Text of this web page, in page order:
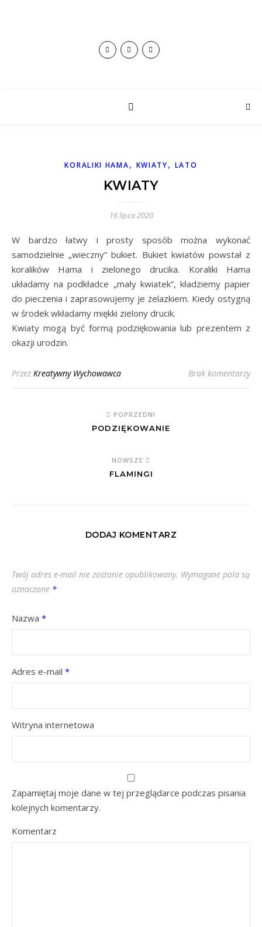
KORALIKI HAMA, KWIATY, LATO
KWIATY
16 lipca 2020
W bardzo łatwy i prosty sposób można wykonać
samodzielnie „wieczny” bukiet. Bukiet kwiatów powstał z
koralików Hama i zielonego drucika. Koraliki Hama
układamy na podkładce „mały kwiatek”, kładziemy papier
do pieczenia i zaprasowujemy je żelazkiem. Kiedy ostygną
w środek wkładamy miękki zielony drucik.
Kwiaty mogą być formą podziękowania lub prezentem z
okazji urodzin.
Przez Kreatywny Wychowawca Brak komentarzy
POPRZEDNI
PODZIĘKOWANIE
NOWSZE
FLAMINGI
DODAJ KOMENTARZ
Twój adres e-mail nie zostanie opublikowany. Wymagane pola są
oznaczone *
Nazwa *
Adres e-mail *
Witryna internetowa
Zapamiętaj moje dane w tej przeglądarce podczas pisania
kolejnych komentarzy.
Komentarz